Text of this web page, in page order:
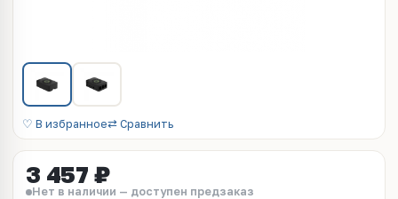
♡ В избранное⇄ Сравнить
3 457 ₽
Нет в наличии — доступен предзаказ